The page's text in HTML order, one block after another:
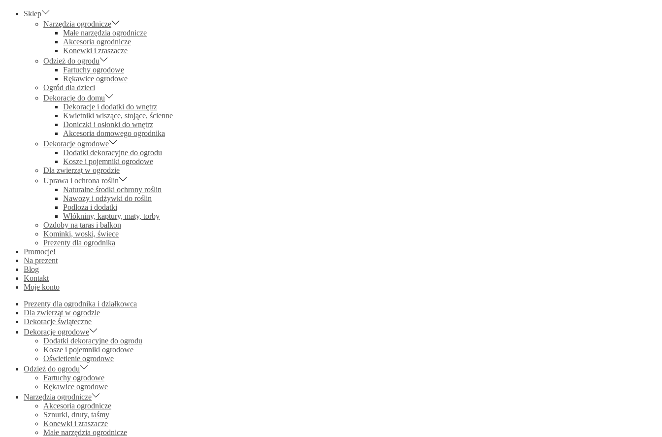
Sklep
Narzędzia ogrodnicze
Małe narzędzia ogrodnicze
Akcesoria ogrodnicze
Konewki i zraszacze
Odzież do ogrodu
Fartuchy ogrodowe
Rękawice ogrodowe
Ogród dla dzieci
Dekoracje do domu
Dekoracje i dodatki do wnętrz
Kwietniki wiszące, stojące, ścienne
Doniczki i osłonki do wnętrz
Akcesoria domowego ogrodnika
Dekoracje ogrodowe
Dodatki dekoracyjne do ogrodu
Kosze i pojemniki ogrodowe
Dla zwierząt w ogrodzie
Uprawa i ochrona roślin
Naturalne środki ochrony roślin
Nawozy i odżywki do roślin
Podłoża i dodatki
Włókniny, kaptury, maty, torby
Ozdoby na taras i balkon
Kominki, woski, świece
Prezenty dla ogrodnika
Promocje!
Na prezent
Blog
Kontakt
Moje konto
Prezenty dla ogrodnika i działkowca
Dla zwierząt w ogrodzie
Dekoracje świąteczne
Dekoracje ogrodowe
Dodatki dekoracyjne do ogrodu
Kosze i pojemniki ogrodowe
Oświetlenie ogrodowe
Odzież do ogrodu
Fartuchy ogrodowe
Rękawice ogrodowe
Narzędzia ogrodnicze
Akcesoria ogrodnicze
Sznurki, druty, taśmy
Konewki i zraszacze
Małe narzędzia ogrodnicze